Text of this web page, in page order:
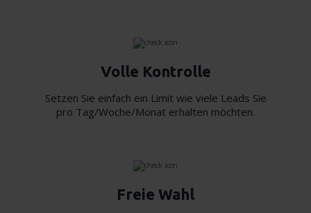
Volle Kontrolle
Setzen Sie einfach ein Limit wie viele Leads Sie
pro Tag/Woche/Monat erhalten möchten.
Freie Wahl